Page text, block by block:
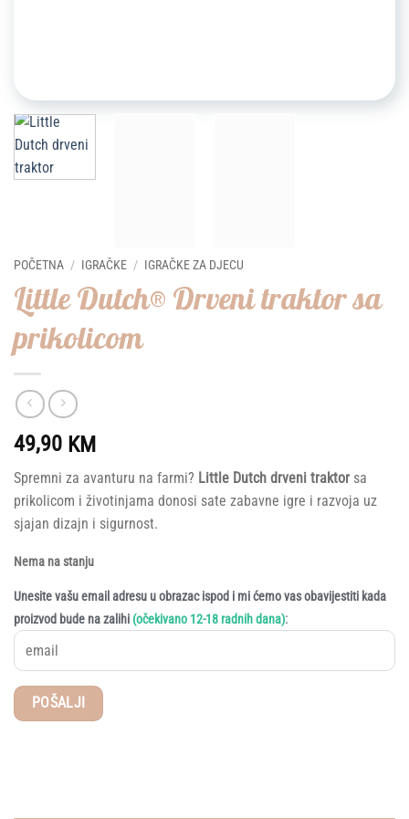
POČETNA / IGRAČKE / IGRAČKE ZA DJECU
Little Dutch® Drveni traktor sa
prikolicom
49,90 KM
Spremni za avanturu na farmi? Little Dutch drveni traktorsa
prikolicom i životinjama donosi sate zabavne igre i razvoja uz
sjajan dizajn i sigurnost.
Nema na stanju
Unesite vašu email adresu u obrazac ispod i mi ćemo vas obavijestiti kada
proizvod bude na zalihi (očekivano 12-18 radnih dana):